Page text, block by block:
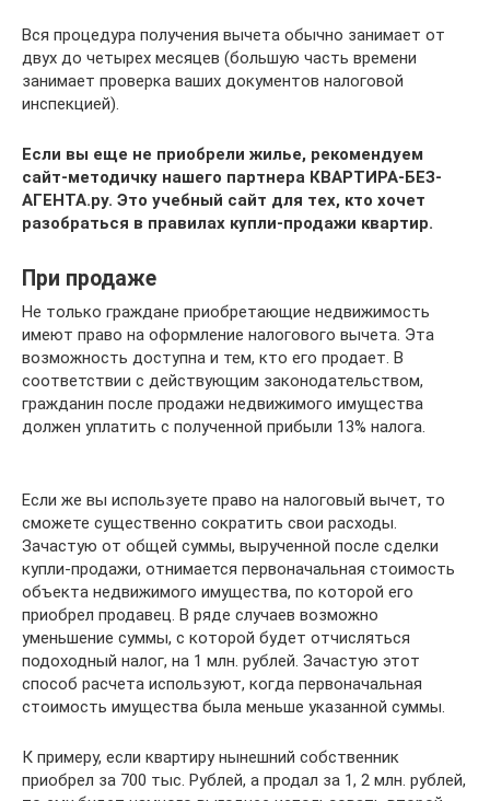
Вся процедура получения вычета обычно занимает от
двух до четырех месяцев (большую часть времени
занимает проверка ваших документов налоговой
инспекцией).
Если вы еще не приобрели жилье, рекомендуем
сайт-методичку нашего партнера КВАРТИРА-БЕЗ-
АГЕНТА.ру. Это учебный сайт для тех, кто хочет
разобраться в правилах купли-продажи квартир.
При продаже
Не только граждане приобретающие недвижимость
имеют право на оформление налогового вычета. Эта
возможность доступна и тем, кто его продает. В
соответствии с действующим законодательством,
гражданин после продажи недвижимого имущества
должен уплатить с полученной прибыли 13% налога.
Если же вы используете право на налоговый вычет, то
сможете существенно сократить свои расходы.
Зачастую от общей суммы, вырученной после сделки
купли-продажи, отнимается первоначальная стоимость
объекта недвижимого имущества, по которой его
приобрел продавец. В ряде случаев возможно
уменьшение суммы, с которой будет отчисляться
подоходный налог, на 1 млн. рублей. Зачастую этот
способ расчета используют, когда первоначальная
стоимость имущества была меньше указанной суммы.
К примеру, если квартиру нынешний собственник
приобрел за 700 тыс. Рублей, а продал за 1, 2 млн. рублей,